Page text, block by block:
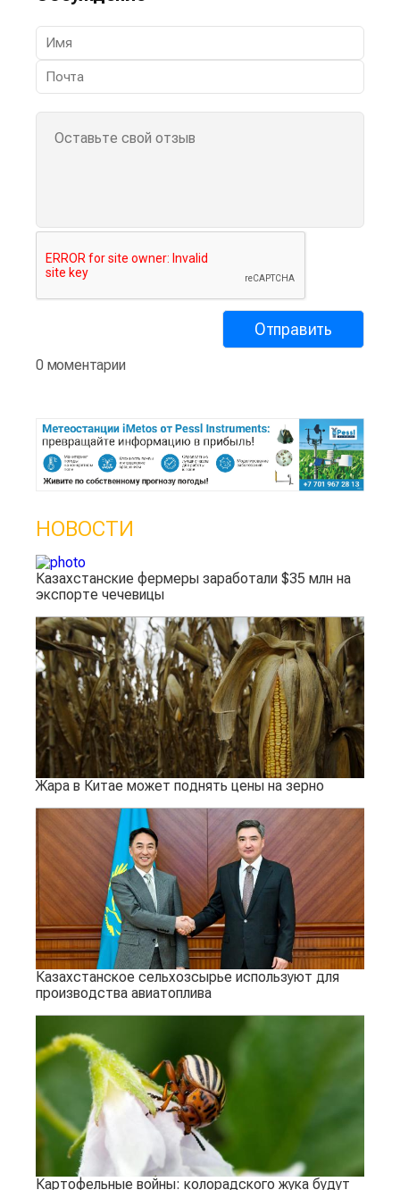
0 моментарии
НОВОСТИ
Казахстанские фермеры заработали $35 млн на
экспорте чечевицы
Жара в Китае может поднять цены на зерно
Казахстанское сельхозсырье используют для
производства авиатоплива
Картофельные войны: колорадского жука будут